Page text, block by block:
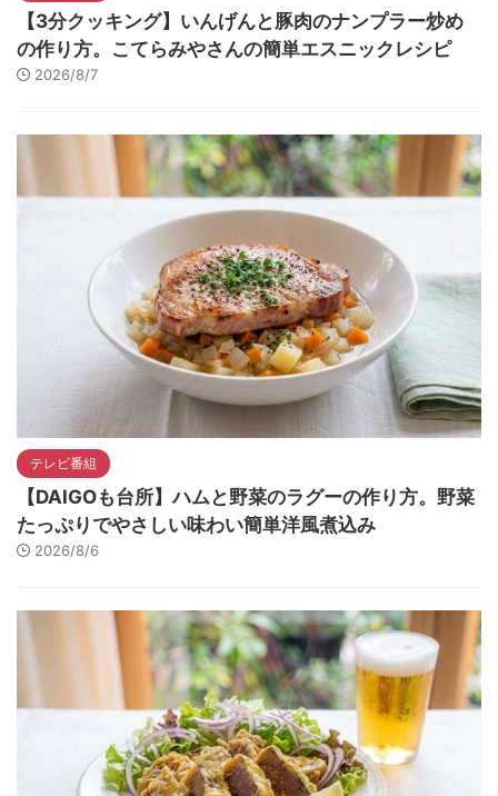
【3分クッキング】いんげんと豚肉のナンプラー炒め
の作り方。こてらみやさんの簡単エスニックレシピ
2026/8/7
テレビ番組
【DAIGOも台所】ハムと野菜のラグーの作り方。野菜
たっぷりでやさしい味わい簡単洋風煮込み
2026/8/6